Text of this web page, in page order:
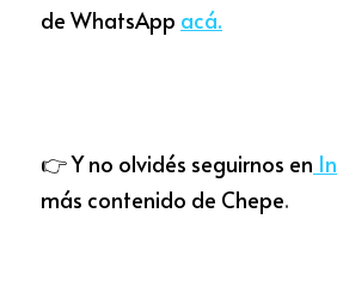
de WhatsApp acá.
👉 Y no olvidés seguirnos en In
más contenido de Chepe.